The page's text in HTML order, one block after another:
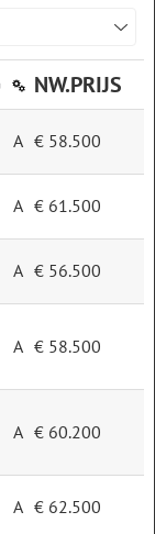
23
NW.PRIJS
A € 58.500
A € 61.500
A € 56.500
A € 58.500
A € 60.200
A € 62.500